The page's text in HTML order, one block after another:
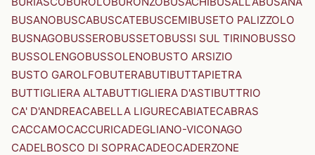
BUSANOBUSCABUSCATEBUSCEMIBUSETO PALIZZOLO
BUSNAGOBUSSEROBUSSETOBUSSI SUL TIRINOBUSSO
BUSSOLENGOBUSSOLENOBUSTO ARSIZIO
BUSTO GAROLFOBUTERABUTIBUTTAPIETRA
BUTTIGLIERA ALTABUTTIGLIERA D'ASTIBUTTRIO
CA' D'ANDREACABELLA LIGURECABIATECABRAS
CACCAMOCACCURICADEGLIANO-VICONAGO
CADELBOSCO DI SOPRACADEOCADERZONE